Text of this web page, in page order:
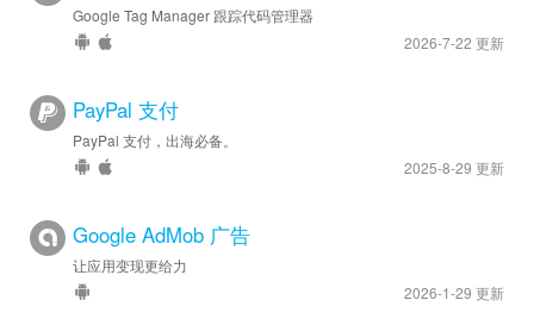
Google Tag Manager 跟踪代码管理器
2026-7-22 更新
PayPal 支付
PayPal 支付，出海必备。
2025-8-29 更新
Google AdMob 广告
让应用变现更给力
2026-1-29 更新